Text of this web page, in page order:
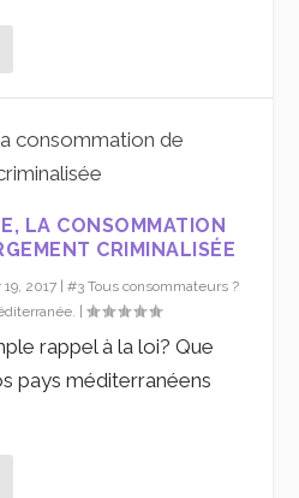
LA CONSOMMATION
CRIMINALISÉE
19, 2017 |#3 Tous consommateurs ?
|
rappel à la loi? Que
pays méditerranéens